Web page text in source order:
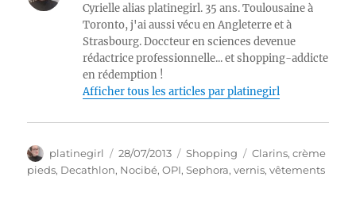
Cyrielle alias platinegirl. 35 ans. Toulousaine à
Toronto, j'ai aussi vécu en Angleterre et à
Strasbourg. Doccteur en sciences devenue
rédactrice professionnelle... et shopping-addicte
en rédemption !
Afficher tous les articles par platinegirl
Auteur
platinegirl
Publié
le
28/07/2013 Catégories
Shopping Étiquettes
Clarins,crème
pieds, Decathlon, Nocibé,OPI,Sephora,vernis,vêtements